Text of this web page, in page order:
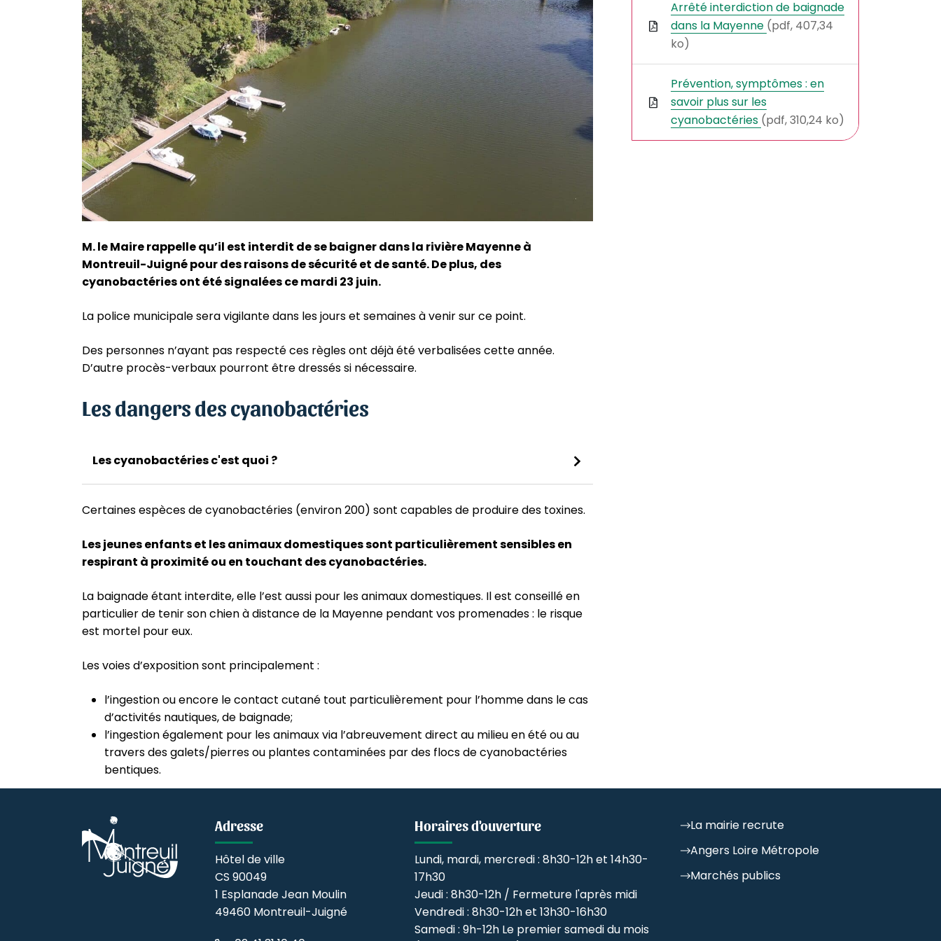
M. le Maire rappelle qu’il est interdit de se baigner dans la rivière Mayenne à
Montreuil-Juigné pour des raisons de sécurité et de santé. De plus, des
cyanobactéries ont été signalées ce mardi 23 juin.
La police municipale sera vigilante dans les jours et semaines à venir sur ce point.
Des personnes n’ayant pas respecté ces règles ont déjà été verbalisées cette année.
D’autre procès-verbaux pourront être dressés si nécessaire.
Les dangers des cyanobactéries
Les cyanobactéries c'est quoi ?
Certaines espèces de cyanobactéries (environ 200) sont capables de produire des toxines.
Les jeunes enfants et les animaux domestiques sont particulièrement sensibles en
respirant à proximité ou en touchant des cyanobactéries.
La baignade étant interdite, elle l’est aussi pour les animaux domestiques. Il est conseillé en
particulier de tenir son chien à distance de la Mayenne pendant vos promenades : le risque
est mortel pour eux.
Les voies d’exposition sont principalement :
l’ingestion ou encore le contact cutané tout particulièrement pour l’homme dans le cas
d’activités nautiques, de baignade;
l’ingestion également pour les animaux via l’abreuvement direct au milieu en été ou au
travers des galets/pierres ou plantes contaminées par des flocs de cyanobactéries
bentiques.
Arrêté interdiction de baignade
dans la Mayenne (pdf, 407,34
ko)
Prévention, symptômes : en
savoir plus sur les
cyanobactéries (pdf, 310,24 ko)
Adresse
Hôtel de ville
CS 90049
1 Esplanade Jean Moulin
49460 Montreuil-Juigné
Horaires d'ouverture
Lundi, mardi, mercredi : 8h30-12h et 14h30-
17h30
Jeudi : 8h30-12h / Fermeture l'après midi
Vendredi : 8h30-12h et 13h30-16h30
Samedi : 9h-12h Le premier samedi du mois
La mairie recrute
Angers Loire Métropole
Marchés publics